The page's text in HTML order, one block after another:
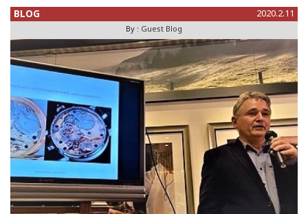
介します！『エ
BLOG 2020.2.11
By : Guest Blog